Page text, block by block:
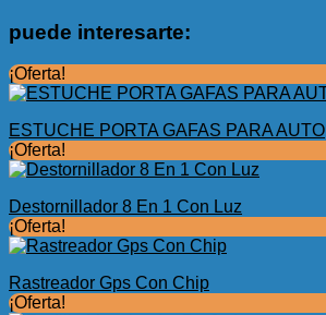
original
$3.50.
actual
$1.25.
puede interesarte:
¡Oferta!
ESTUCHE PORTA GAFAS PARA AUTO
¡Oferta!
Destornillador 8 En 1 Con Luz
¡Oferta!
Rastreador Gps Con Chip
¡Oferta!